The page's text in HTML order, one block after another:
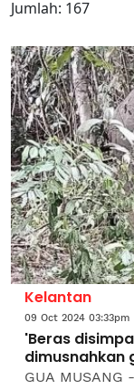
Jumlah: 167
Kelantan
09 Oct 2024 03:33pm
'Beras
dimusnahkan
GUA